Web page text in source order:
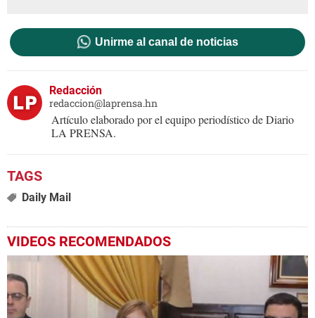
Unirme al canal de noticias
Redacción
redaccion@laprensa.hn
Artículo elaborado por el equipo periodístico de Diario
LA PRENSA.
Daily Mail
VIDEOS RECOMENDADOS